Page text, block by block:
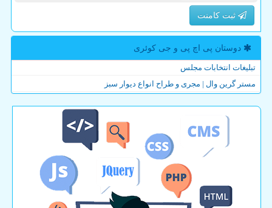
ثبت کامنت
دوستان پی اچ پی و جی كوئری
تبلیغات انتخابات مجلس
مستر گرین وال | مجری و طراح انواع دیوار سبز